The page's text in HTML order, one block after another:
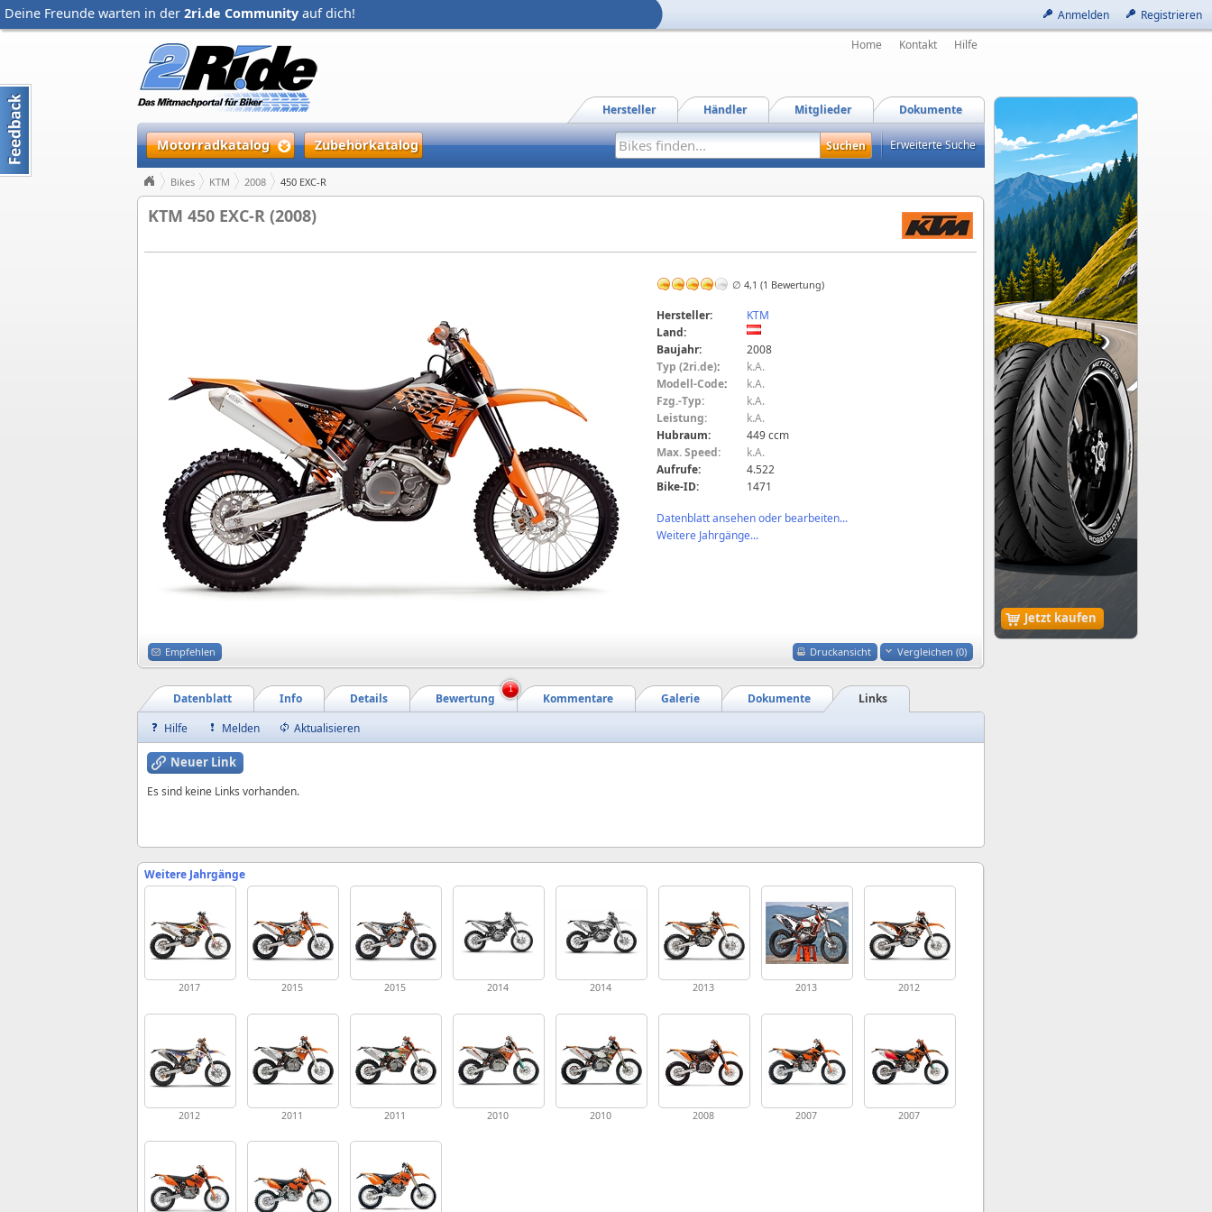
Anmelden Registrieren
Deine Freunde warten in der 2ri.de Community auf dich!
Jetzt kaufen
Home Kontakt Hilfe
Dokumente
Mitglieder
Händler
Hersteller
Motorradkatalog Zubehörkatalog Erweiterte Suche
Bikes KTM 2008 450 EXC-R
KTM 450 EXC-R (2008)
∅ 4,1 (1 Bewertung)
Hersteller:
KTM
Land:
Baujahr:
2008
Typ (2ri.de):
k.A.
Modell-Code:
k.A.
Fzg.-Typ:
k.A.
Leistung:
k.A.
Hubraum:
449 ccm
Max. Speed:
k.A.
Aufrufe:
4.522
Bike-ID:
1471
Datenblatt ansehen oder bearbeiten...
Weitere Jahrgänge...
Druckansicht Vergleichen (0)
Empfehlen
Links
Dokumente
Galerie
Kommentare
Bewertung
Details
Info
Datenblatt
1
Hilfe Melden Aktualisieren
Neuer Link
Es sind keine Links vorhanden.
Weitere Jahrgänge
2017 2015 2015 2014 2014 2013 2013 2012
2012 2011 2011 2010 2010 2008 2007 2007